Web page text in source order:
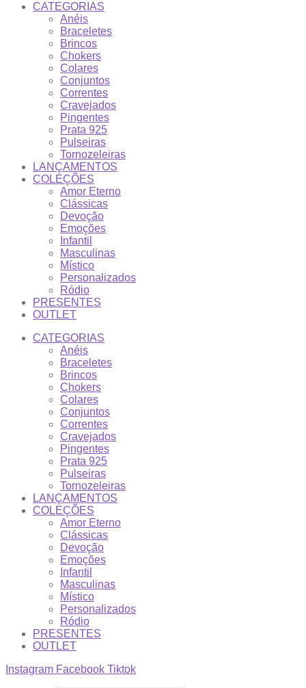
CATEGORIAS
Anéis
Braceletes
Brincos
Chokers
Colares
Conjuntos
Correntes
Cravejados
Pingentes
Prata 925
Pulseiras
Tornozeleiras
LANÇAMENTOS
COLEÇÕES
Amor Eterno
Clássicas
Devoção
Emoções
Infantil
Masculinas
Místico
Personalizados
Ródio
PRESENTES
OUTLET
CATEGORIAS
Anéis
Braceletes
Brincos
Chokers
Colares
Conjuntos
Correntes
Cravejados
Pingentes
Prata 925
Pulseiras
Tornozeleiras
LANÇAMENTOS
COLEÇÕES
Amor Eterno
Clássicas
Devoção
Emoções
Infantil
Masculinas
Místico
Personalizados
Ródio
PRESENTES
OUTLET
Instagram Facebook Tiktok